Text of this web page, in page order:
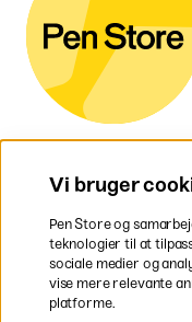
Vi bruger
Pen Store og
teknologier til at
sociale medier og
vise mere relevante
platforme.